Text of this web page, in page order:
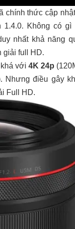
chính thức cập
1.4.0. Không có gì
nhất khả năng
giải full HD.
với 4K 24p
Nhưng điều gây
Full HD.